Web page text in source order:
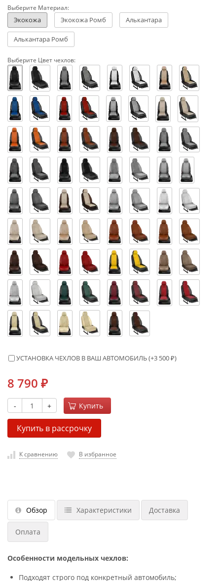
Выберите Материал:
Экокожа Экокожа Ромб Алькантара
Алькантара Ромб
Выберите Цвет чехлов:
УСТАНОВКА ЧЕХЛОВ В ВАШ АВТОМОБИЛЬ (+3 500₽)
8 790 ₽
- + Купить
Купить в рассрочку
К сравнению В избранное
Обзор Характеристики Доставка
Оплата
Особенности модельных чехлов:
Подходят строго под конкретный автомобиль;